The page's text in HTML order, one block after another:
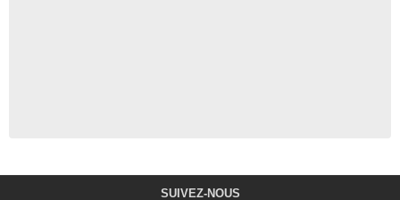
SUIVEZ-NOUS